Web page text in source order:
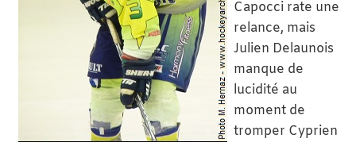
Capocci rate une
relance, mais
Julien Delaunois
manque de
lucidité au
moment de
tromper Cyprien